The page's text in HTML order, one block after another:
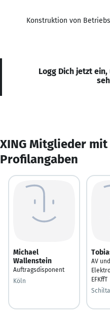
Konstruktion von
Logg Dich jetzt
XING Mitglieder
Profilangaben
Michael
Wallenstein
Auftragsdisponent
Köln
AV
EFKffT